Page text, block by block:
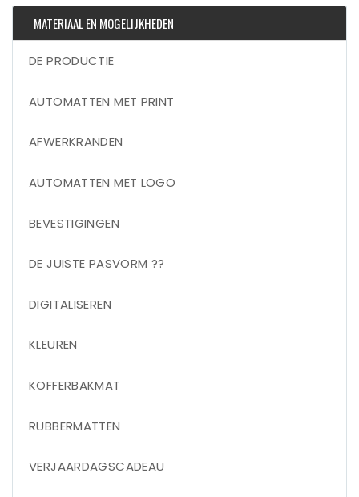
MATERIAAL EN MOGELIJKHEDEN
DE PRODUCTIE
AUTOMATTEN MET PRINT
AFWERKRANDEN
AUTOMATTEN MET LOGO
BEVESTIGINGEN
DE JUISTE PASVORM ??
DIGITALISEREN
KLEUREN
KOFFERBAKMAT
RUBBERMATTEN
VERJAARDAGSCADEAU